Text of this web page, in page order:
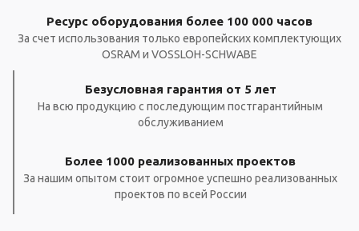
Ресурс оборудования более 100 000 часов
За счет использования только европейских комплектующих
OSRAM и VOSSLOH-SCHWABE
Безусловная гарантия от 5 лет
На всю продукцию с последующим постгарантийным
обслуживанием
Более 1000 реализованных проектов
За нашим опытом стоит огромное успешно реализованных
проектов по всей России